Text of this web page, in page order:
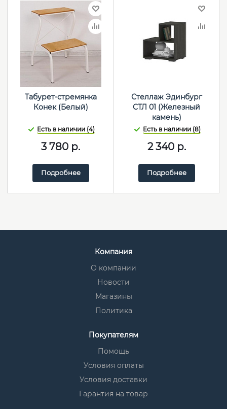
Табурет-стремянка
Конек (Белый)
Есть в наличии (4)
3 780 р.
Подробнее
Стеллаж Эдинбург
СТЛ 01 (Железный
камень)
Есть в наличии (8)
2 340р.
Подробнее
Компания
О компании
Новости
Магазины
Политика
Покупателям
Помощь
Условия оплаты
Условия доставки
Гарантия на товар